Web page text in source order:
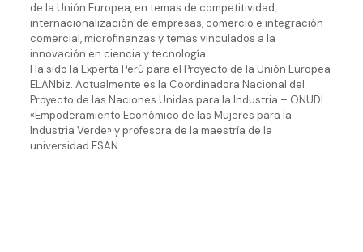
de la Unión Europea, en temas de competitividad,
internacionalización de empresas, comercio e integración
comercial, microfinanzas y temas vinculados a la
innovación en ciencia y tecnología.
Ha sido la Experta Perú para el Proyecto de la Unión Europea
ELANbiz. Actualmente es la Coordinadora Nacional del
Proyecto de las Naciones Unidas para la Industria – ONUDI
«Empoderamiento Económico de las Mujeres para la
Industria Verde» y profesora de la maestría de la
universidad ESAN